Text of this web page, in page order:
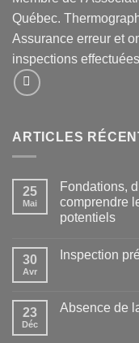
Québec.
Assurance erreur et
inspections
ARTICLES
25
Mai
Fondations,
comprendre
potentiels
30
Avr
Inspection
23
Déc
Absence de